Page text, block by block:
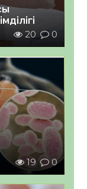
20 0
19 0